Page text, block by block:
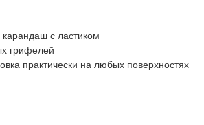
с ластиком
грифелей
практически на любых поверхностях